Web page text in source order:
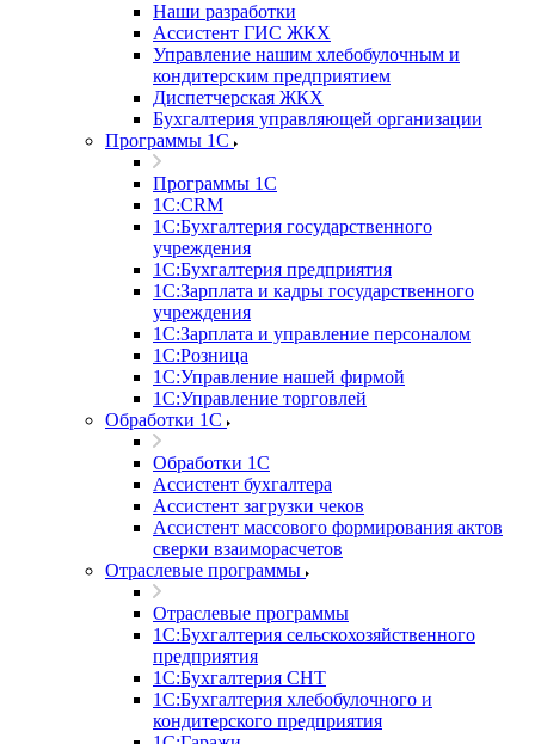
Наши разработки
Ассистент ГИС ЖКХ
Управление нашим хлебобулочным и
кондитерским предприятием
Диспетчерская ЖКХ
Бухгалтерия управляющей организации
Программы 1С
Программы 1С
1С:CRM
1С:Бухгалтерия государственного
учреждения
1С:Бухгалтерия предприятия
1С:Зарплата и кадры государственного
учреждения
1С:Зарплата и управление персоналом
1С:Розница
1С:Управление нашей фирмой
1С:Управление торговлей
Обработки 1С
Обработки 1С
Ассистент бухгалтера
Ассистент загрузки чеков
Ассистент массового формирования актов
сверки взаиморасчетов
Отраслевые программы
Отраслевые программы
1С:Бухгалтерия сельскохозяйственного
предприятия
1С:Бухгалтерия СНТ
1С:Бухгалтерия хлебобулочного и
кондитерского предприятия